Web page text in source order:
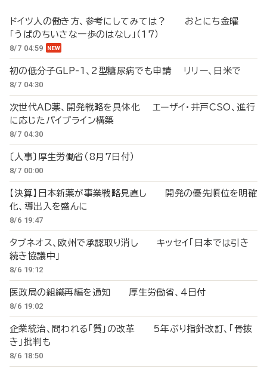
ドイツ人の働き方、参考にしてみては？ おとにち金曜
「うぱのちいさな一歩のはなし」（17）
8/7 04:59
初の低分子GLP-1、2型糖尿病でも申請 リリー、日米で
8/7 04:30
次世代AD薬、開発戦略を具体化 エーザイ・井戸CSO、進行
に応じたパイプライン構築
8/7 04:30
〔人事〕厚生労働省（8月7日付）
8/7 00:00
【決算】日本新薬が事業戦略見直し 開発の優先順位を明確
化、導出入を盛んに
8/6 19:47
タブネオス、欧州で承認取り消し キッセイ「日本では引き
続き協議中」
8/6 19:12
医政局の組織再編を通知 厚生労働省、4日付
8/6 19:02
企業統治、問われる「質」の改革 5年ぶり指針改訂、「骨抜
き」批判も
8/6 18:50